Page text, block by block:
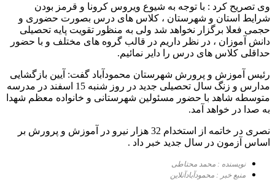
وی تصریح کرد : با توجه به شیوع ویروس کرونا و قرمز بودن
شرایط استان و شهرستان ، کلاس های درس بصورت حضوری و
حجمی فعلا برگزار نخواهد شد ولی به منظور تقویت پایه تحصیلی
دانش آموزان ، در نظر داریم در قالب گروه های مختلف و با حضور
حداقلی کلاس های درس را دایر نمائیم.
رئیس آموزش و پرورش شهرستان محمودآباد گفت: آیین بازگشایی
مدارس و زنگ سال تحصیلی جدید در روز شنبه 15 اسفند در مدرسه
متوسطه شاهد با حضور مسئولین شهرستانی و خانواده معظم شهدا
به صدا در خواهد آمد.
نصری در خاتمه از استخدام 32 هزار نیرو در آموزش و پرورش بر
اساس آزمون در سال جدید خبر داد .
نویسنده : محمد محتاطی
منبع خبر : محمودآبادآنلاین